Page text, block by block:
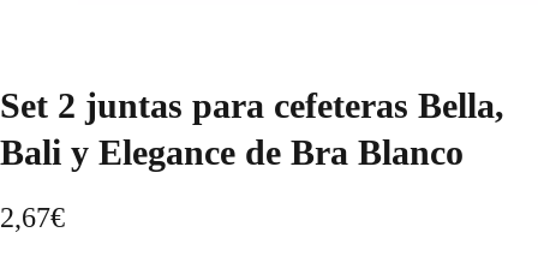
Set 2 juntas para cefeteras Bella,
Bali y Elegance de Bra Blanco
2,67€